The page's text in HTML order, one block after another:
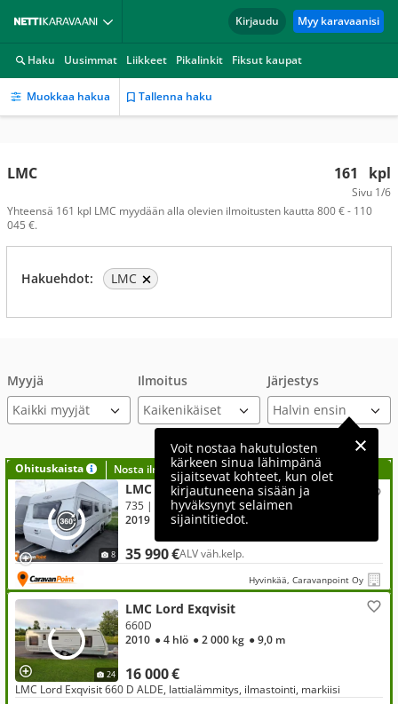
Kirjaudu Myy karavaanisi
Haku Uusimmat Liikkeet Pikalinkit Fiksut kaupat
Muokkaa hakua Tallenna haku
161 kpl
Sivu 1/6
LMC
Yhteensä 161 kpl LMC myydään alla olevien ilmoitusten kautta 800 € - 110
045 €.
Hakuehdot: LMC
Myyjä
Kaikki myyjät
Ilmoitus Järjestys
Voit nostaa hakutulosten
kärkeen sinua lähimpänä
sijaitsevat kohteet, kun olet
kirjautuneena sisään ja
hyväksynyt selaimen
sijaintitiedot.
Ohituskaista Nosta ilmoituksesi tähän?
8
LMC Vivo
35 990 €ALV väh.kelp.
735 | Alde, Lattialämmitys, Markiisi, Uuni
2019
● 8 hlö● 2 200 kg
Hyvinkää, Caravanpoint Oy
24
LMC Lord Exqvisit
16 000 €
660D
2010 ● 4 hlö ● 2 000 kg ● 9,0 m
LMC Lord Exqvisit 660 D ALDE, lattialämmitys, ilmastointi, markiisi